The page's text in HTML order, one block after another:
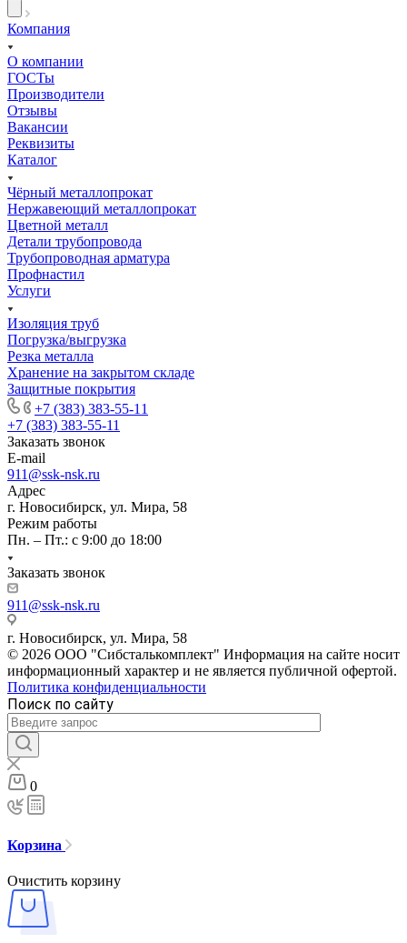
Компания
О компании
ГОСТы
Производители
Отзывы
Вакансии
Реквизиты
Каталог
Чёрный металлопрокат
Нержавеющий металлопрокат
Цветной металл
Детали трубопровода
Трубопроводная арматура
Профнастил
Услуги
Изоляция труб
Погрузка/выгрузка
Резка металла
Хранение на закрытом складе
Защитные покрытия
+7 (383) 383-55-11
+7 (383) 383-55-11
Заказать звонок
E-mail
911@ssk-nsk.ru
Адрес
г. Новосибирск, ул. Мира, 58
Режим работы
Пн. – Пт.: с 9:00 до 18:00
Заказать звонок
911@ssk-nsk.ru
г. Новосибирск, ул. Мира, 58
© 2026 ООО "Сибсталькомплект" Информация на сайте носит
информационный характер и не является публичной офертой.
Политика конфиденциальности
Поиск по сайту
0
Корзина
Очистить корзину